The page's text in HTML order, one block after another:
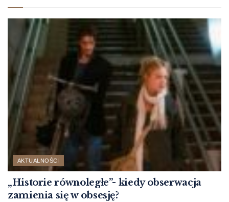
AKTUALNOŚCI
„Historie równoległe”- kiedy obserwacja
zamienia się w obsesję?